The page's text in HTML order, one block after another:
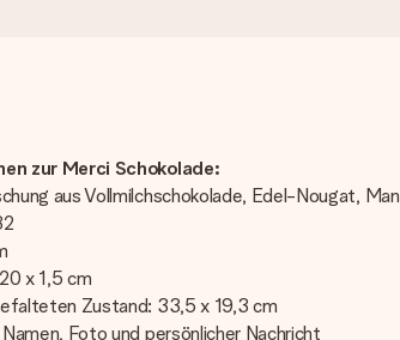
zur Merci Schokolade:
aus Vollmilchschokolade, Edel-Nougat,
x 1,5 cm
Zustand: 33,5 x 19,3 cm
Foto und persönlicher Nachricht